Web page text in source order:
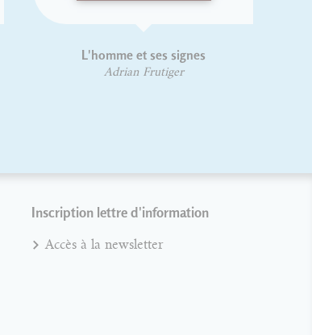
Codex 1980
Inscription lettre d'information
Accès à la newsletter